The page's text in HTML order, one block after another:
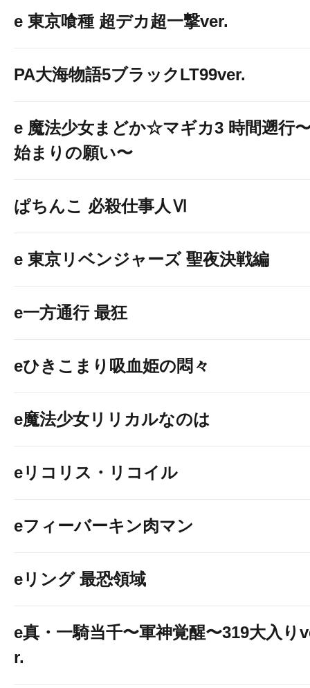
e 東京喰種 超デカ超一撃ver.
PA大海物語5ブラックLT99ver.
e 魔法少女まどか☆マギカ3 時間遡行
始まりの願い〜
ぱちんこ 必殺仕事人Ⅵ
e 東京リベンジャーズ 聖夜決戦編
e一方通行 最狂
eひきこまり吸血姫の悶々
e魔法少女リリカルなのは
eリコリス・リコイル
eフィーバーキン肉マン
eリング 最恐領域
e真・一騎当千〜軍神覚醒〜319大入り
r.